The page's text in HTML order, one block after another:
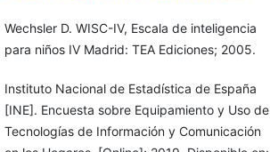
Wechsler D. WISC-IV, Escala de inteligencia
para niños IV Madrid: TEA Ediciones; 2005.
Instituto Nacional de Estadística de España
[INE]. Encuesta sobre Equipamiento y Uso de
Tecnologías de Información y Comunicación